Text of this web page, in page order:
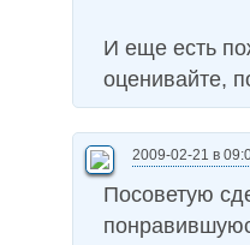
И еще есть
оценивайте,
2009-02-21 в
Посоветую